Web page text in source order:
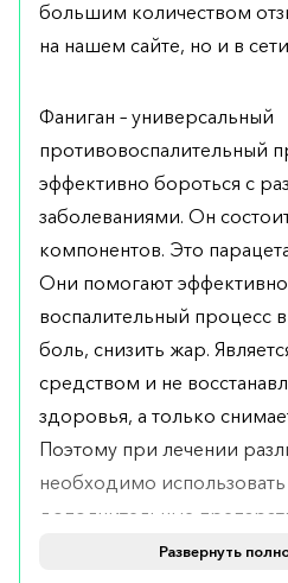
большим количеством
на нашем сайте, но и в
Фаниган – универсальный
противовоспалительный
эффективно бороться с
заболеваниями. Он
компонентов. Это
Они помогают эффективно
воспалительный процесс
боль, снизить жар.
средством и не
здоровья, а только
Поэтому при лечении
необходимо
дополнительные
временно улучшает
Развернуть